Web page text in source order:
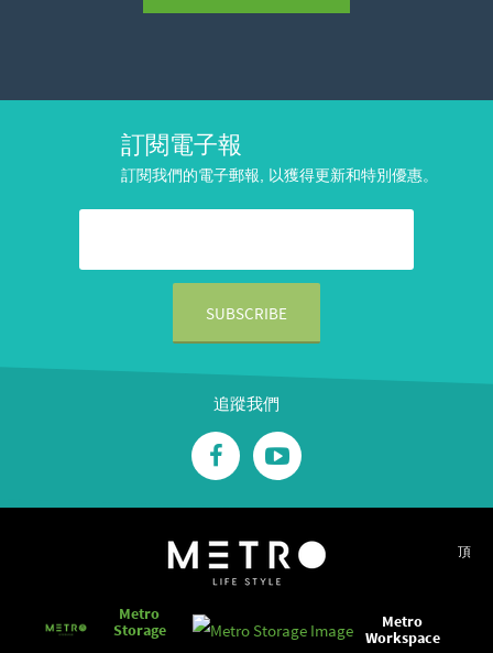
訂閱電子報
訂閱我們的電子郵報, 以獲得更新和特別優惠。
追蹤我們
Metro
Storage
Metro
Workspace
頂